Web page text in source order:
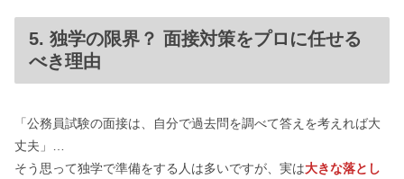
5. 独学の限界？ 面接対策をプロに任せる
べき理由
「公務員試験の面接は、自分で過去問を調べて答えを考えれば大
丈夫」…
そう思って独学で準備をする人は多いですが、実は大きな落とし